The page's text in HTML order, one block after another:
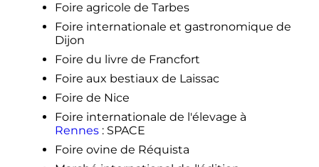
Foire agricole de Tarbes
Foire internationale et gastronomique de
Dijon
Foire du livre de Francfort
Foire aux bestiaux de Laissac
Foire de Nice
Foire internationale de l'élevage à
Rennes : SPACE
Foire ovine de Réquista